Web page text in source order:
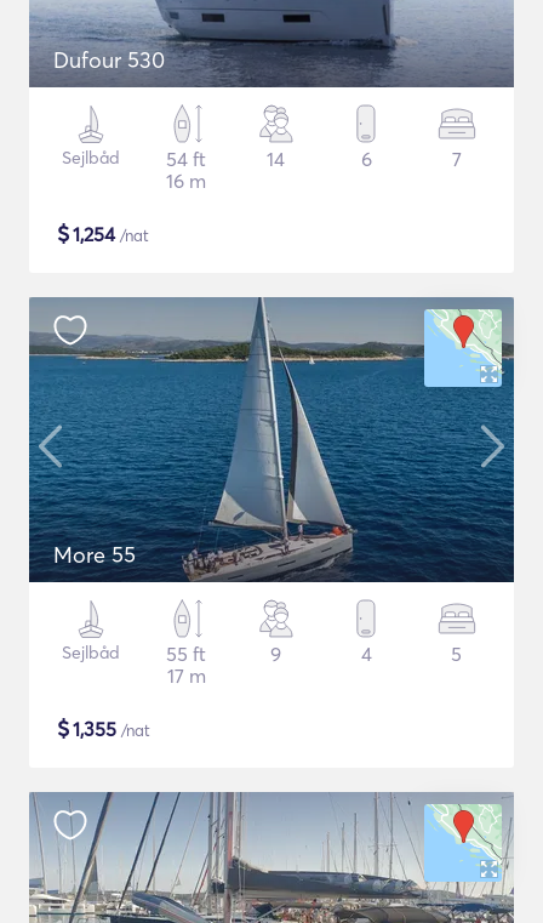
Dufour 530
Sejlbåd
54 ft
16 m
14 6 7
$1,254/nat
More 55
Sejlbåd
55 ft
17 m
9 4 5
$1,355 /nat